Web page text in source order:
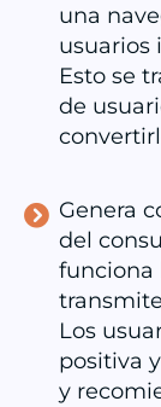
una
usuarios
Esto se
de
Genera
del
funciona
Los
positiva
y